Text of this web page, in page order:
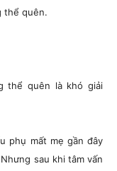
thể quên.
thể quên là khó giải
phụ mất mẹ gần đây
sau khi tâm vấn